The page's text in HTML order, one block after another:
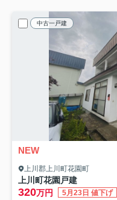
中古一戸建
NEW
上川郡上川町花園町
上川町花園戸建
320万円 5月23日 値下げ